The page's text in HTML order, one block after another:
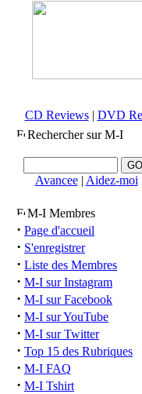
CD Reviews| DVD
Rechercher sur M-I
Avancee| Aidez-moi
M-I Membres
· Page d'accueil
· S'enregistrer
· Liste des Membres
· M-I sur Instagram
· M-I sur Facebook
· M-I sur YouTube
· M-I sur Twitter
· Top 15 des Rubriques
· M-I FAQ
· M-I Tshirt